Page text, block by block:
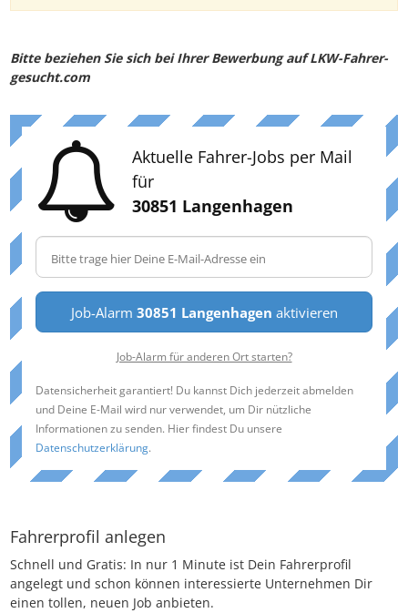
Bitte beziehen Sie sich bei Ihrer Bewerbung auf LKW-Fahrer-
gesucht.com
Aktuelle Fahrer-Jobs per Mail
für
30851 Langenhagen
Job-Alarm 30851 Langenhagen aktivieren
Job-Alarm für anderen Ort starten?
Datensicherheit garantiert! Du kannst Dich jederzeit abmelden
und Deine E-Mail wird nur verwendet, um Dir nützliche
Informationen zu senden. Hier findest Du unsere
Datenschutzerklärung.
Fahrerprofil anlegen
Schnell und Gratis: In nur 1 Minute ist Dein Fahrerprofil
angelegt und schon können interessierte Unternehmen Dir
einen tollen, neuen Job anbieten.